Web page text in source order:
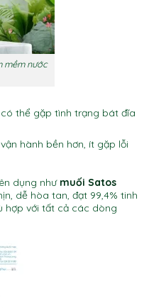
mềm nước
thể gặp tình trạng bát đĩa
hành bền hơn, ít gặp lỗi
dụng như muối Satos
dễ hòa tan, đạt 99,4% tinh
hợp với tất cả các dòng